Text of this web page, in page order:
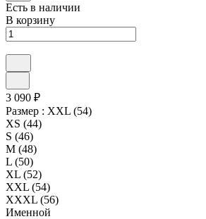
Есть в наличии
В корзину
3 090 ₽
Размер : XXL (54)
XS (44)
S (46)
M (48)
L (50)
XL (52)
XXL (54)
XXXL (56)
Именной